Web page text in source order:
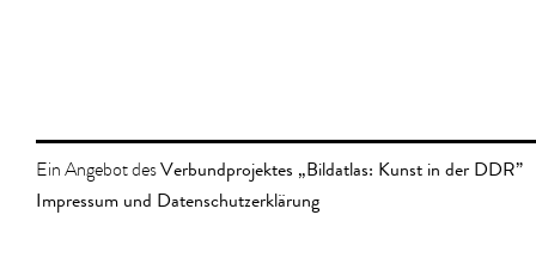
Ein Angebot desVerbundprojektes „Bildatlas: Kunst in der DDR”
Impressum und Datenschutzerklärung